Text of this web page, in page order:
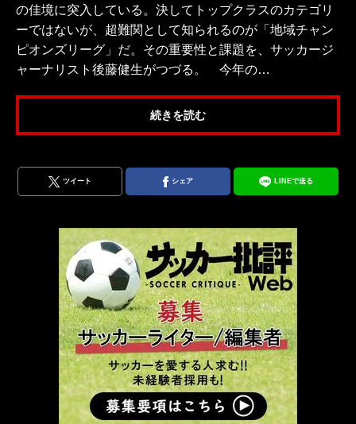
の佳境に突入している。決してトップクラスのカテゴリ
ーではないが、超難関として知られるのが「地域チャン
ピオンズリーグ」だ。その重要性と課題を、サッカージ
ャーナリスト後藤健生がつづる。 今年の…
続きを読む
ツイート シェア LINEで送る